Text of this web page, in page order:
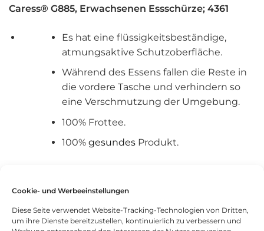
Cookie- und Werbeeinstellungen
Diese Seite verwendet Website-Tracking-Technologien von Dritten,
um ihre Dienste bereitzustellen, kontinuierlich zu verbessern und
Caress® G885, Erwachsenen Essschürze; 4361
Es hat eine flüssigkeitsbeständige,
atmungsaktive Schutzoberfläche.
Während des Essens fallen die Reste in
die vordere Tasche und verhindern so
eine Verschmutzung der Umgebung.
100% Frottee.
100% gesundesProdukt.
kaufen ?
Halsteil mit verstellbarem Druckknopf.